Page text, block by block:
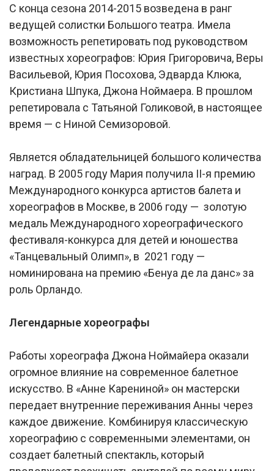
С конца сезона 2014-2015 возведена в ранг
ведущей солистки Большого театра. Имела
возможность репетировать под руководством
известных хореографов: Юрия Григоровича, Веры
Васильевой, Юрия Посохова, Эдварда Клюка,
Кристиана Шпука, Джона Ноймаера. В прошлом
репетировала с Татьяной Голиковой, в настоящее
время — с Ниной Семизоровой.
Является обладательницей большого количества
наград. В 2005 году Мария получила II-я премию
Международного конкурса артистов балета и
хореографов в Москве, в 2006 году — золотую
медаль Международного хореографического
фестиваля-конкурса для детей и юношества
«Танцевальный Олимп», в 2021 году —
номинирована на премию «Бенуа де ла данс» за
роль Орландо.
Легендарные хореографы
Работы хореографа Джона Ноймайера оказали
огромное влияние на современное балетное
искусство. В «Анне Карениной» он мастерски
передает внутренние переживания Анны через
каждое движение. Комбинируя классическую
хореографию с современными элементами, он
создает балетный спектакль, который